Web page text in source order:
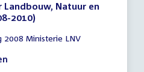
Landbouw, Natuur en
2010)
2008 Ministerie LNV